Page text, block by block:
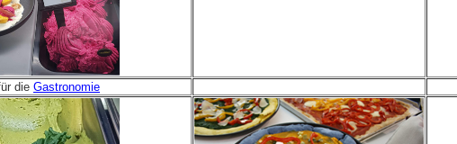
die Gastronomie